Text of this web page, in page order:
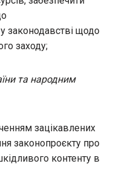
законодавстві щодо
заходу;
та народним
зацікавлених
законопроєкту про
контенту в